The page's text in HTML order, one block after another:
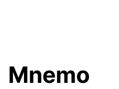
Mnemo